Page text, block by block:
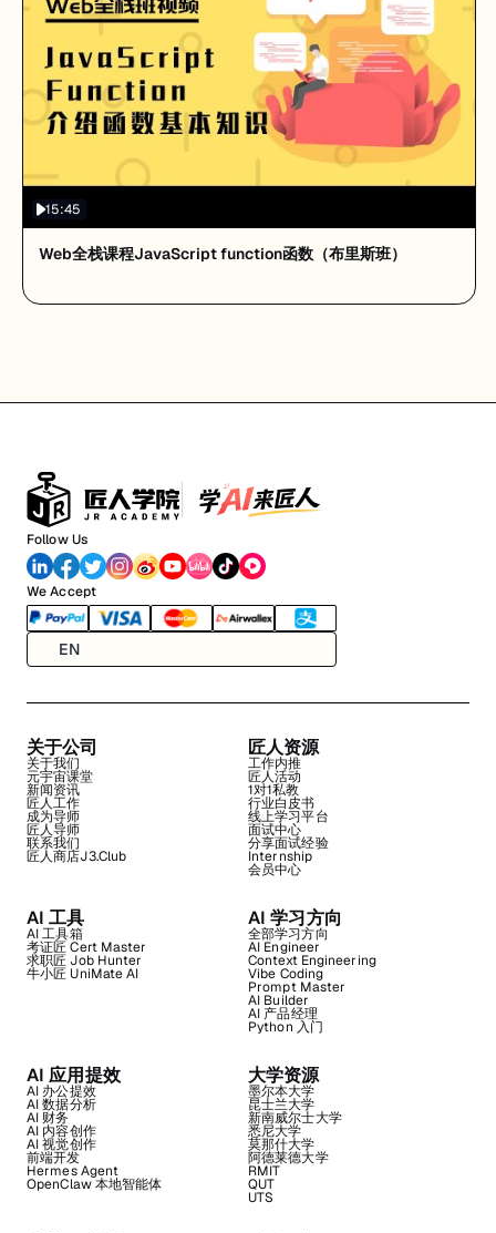
15:45
Web全栈课程JavaScript function函数（布里斯班）
Follow Us
We Accept
EN
关于公司
关于我们
元宇宙课堂
新闻资讯
匠人工作
成为导师
匠人导师
联系我们
匠人商店J3.Club
匠人资源
工作内推
匠人活动
1对1私教
行业白皮书
线上学习平台
面试中心
分享面试经验
Internship
会员中心
AI 工具
AI 工具箱
考证匠 Cert Master
求职匠 Job Hunter
牛小匠 UniMate AI
AI 学习方向
全部学习方向
AI Engineer
Context Engineering
Vibe Coding
Prompt Master
AI Builder
AI 产品经理
Python 入门
AI 应用提效
AI 办公提效
AI 数据分析
AI 财务
AI 内容创作
AI 视觉创作
前端开发
Hermes Agent
OpenClaw 本地智能体
大学资源
墨尔本大学
昆士兰大学
新南威尔士大学
悉尼大学
莫那什大学
阿德莱德大学
RMIT
QUT
UTS